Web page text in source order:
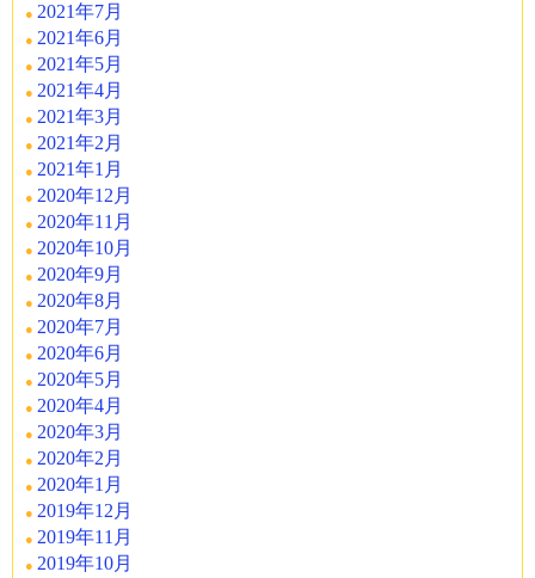
2021年7月
2021年6月
2021年5月
2021年4月
2021年3月
2021年2月
2021年1月
2020年12月
2020年11月
2020年10月
2020年9月
2020年8月
2020年7月
2020年6月
2020年5月
2020年4月
2020年3月
2020年2月
2020年1月
2019年12月
2019年11月
2019年10月